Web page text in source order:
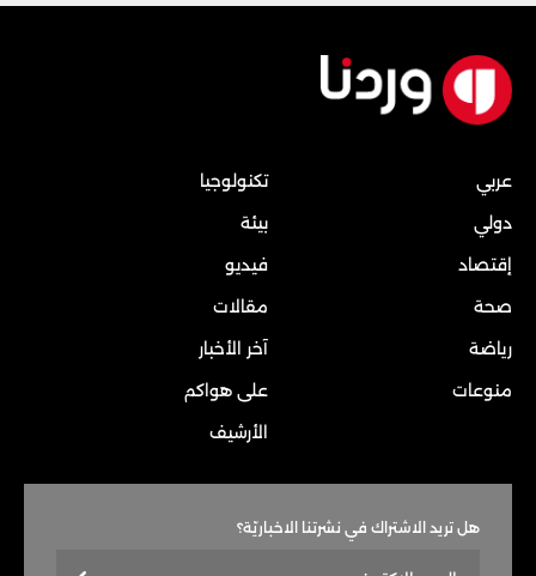
عربي
دولي
إقتصاد
صحة
رياضة
منوعات
تكنولوجيا
بيئة
فيديو
مقالات
آخر الأخبار
على هواكم
الأرشيف
هل تريد الاشتراك في نشرتنا الاخباريّة؟